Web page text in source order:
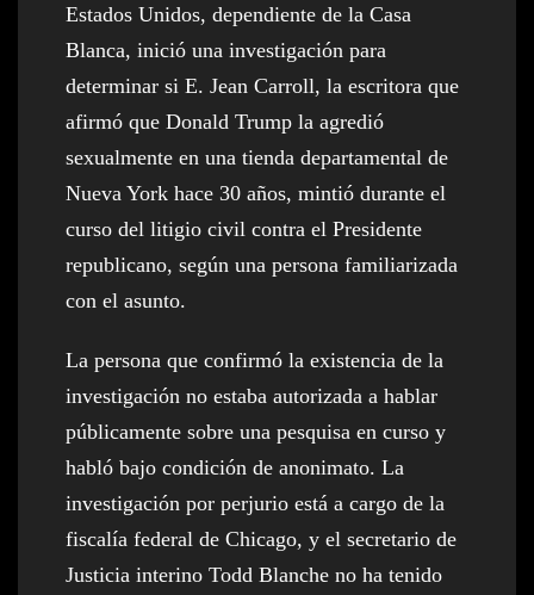
Estados Unidos, dependiente de la Casa
Blanca, inició una investigación para
determinar si E. Jean Carroll, la escritora que
afirmó que Donald Trump la agredió
sexualmente en una tienda departamental de
Nueva York hace 30 años, mintió durante el
curso del litigio civil contra el Presidente
republicano, según una persona familiarizada
con el asunto.
La persona que confirmó la existencia de la
investigación no estaba autorizada a hablar
públicamente sobre una pesquisa en curso y
habló bajo condición de anonimato. La
investigación por perjurio está a cargo de la
fiscalía federal de Chicago, y el secretario de
Justicia interino Todd Blanche no ha tenido